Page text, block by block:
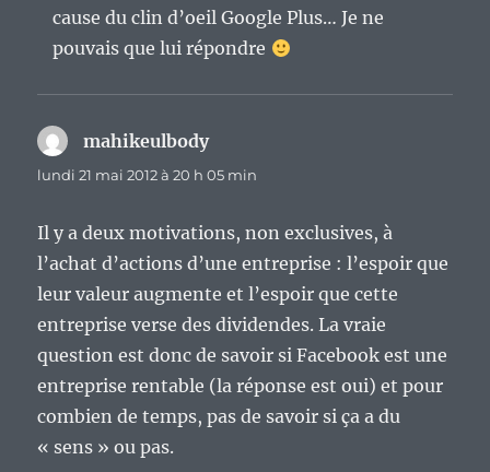
cause du clin d’oeil Google Plus… Je ne
pouvais que lui répondre
mahikeulbodydit :
lundi 21 mai 2012 à 20 h 05 min
Il y a deux motivations, non exclusives, à
l’achat d’actions d’une entreprise : l’espoir que
leur valeur augmente et l’espoir que cette
entreprise verse des dividendes. La vraie
question est donc de savoir si Facebook est une
entreprise rentable (la réponse est oui) et pour
combien de temps, pas de savoir si ça a du
« sens » ou pas.